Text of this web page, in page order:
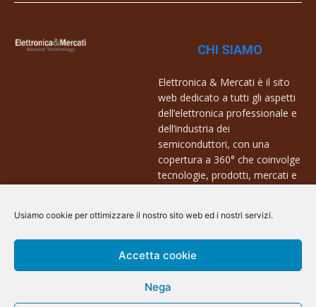
Usiamo cookie per ottimizzare il nostro sito web ed i nostri servizi.
Accetta cookie
Nega
CHI SIAMO
Elettronica & Mercati è il sito
web dedicato a tutti gli aspetti
dell’elettronica professionale e
dell’industria dei
semiconduttori, con una
copertura a 360° che coinvolge
tecnologie, prodotti, mercati e
Contatti:
info@arscommunication.it